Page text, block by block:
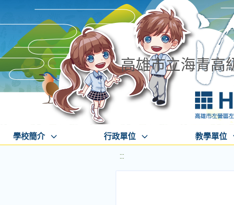
高雄市立海青高
學校簡介 行政單位 教學單位
:::